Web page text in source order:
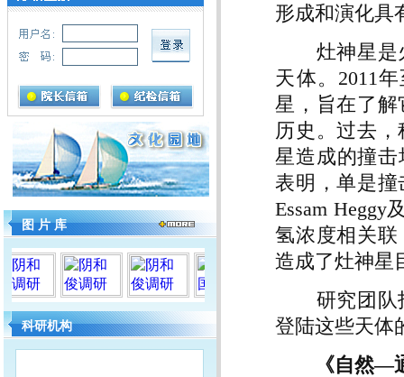
图 片 库
科研机构
形成和演化具
灶神星是火
天体。2011
星，旨在了
历史。过去
星造成的撞
表明，单是
Essam Heggy
氢浓度相关
造成了灶神星
研究团队指
登陆这些天体
《自然—